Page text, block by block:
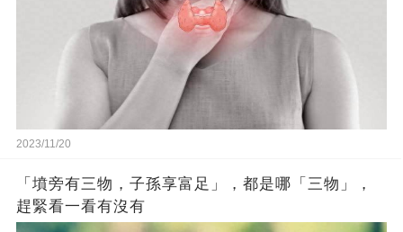
2023/11/20
「墳旁有三物，子孫享富足」，都是哪「三物」，
趕緊看一看有沒有